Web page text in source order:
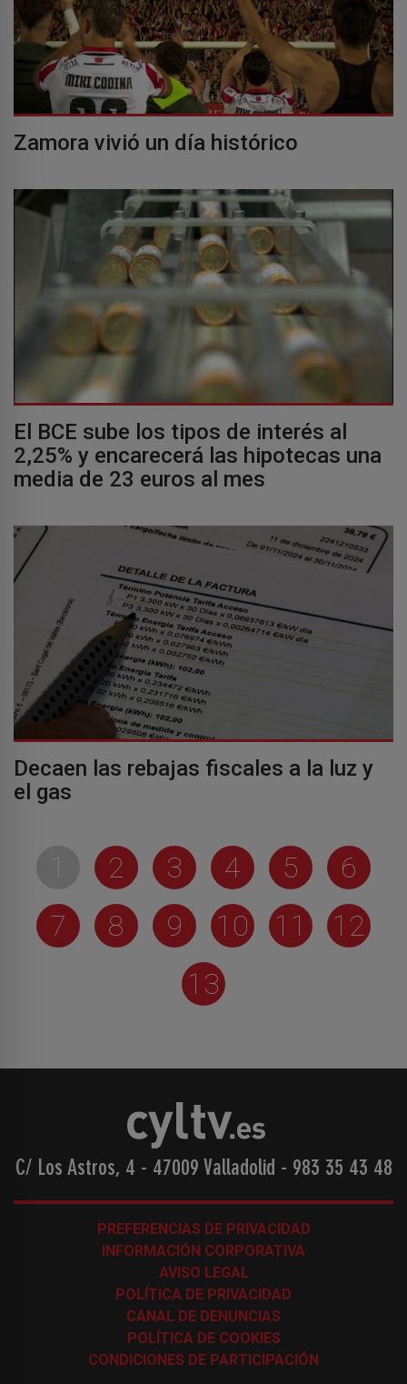
Zamora vivió un día histórico
El BCE sube los tipos de interés al
2,25% y encarecerá las hipotecas una
media de 23 euros al mes
Decaen las rebajas fiscales a la luz y
el gas
1 2 3 4 5
6
7
8 9 10 11
12
13
C/ Los Astros, 4 - 47009 Valladolid - 983 35 43 48
PREFERENCIAS DE PRIVACIDAD
INFORMACIÓN CORPORATIVA
AVISO LEGAL
POLÍTICA DE PRIVACIDAD
CANAL DE DENUNCIAS
POLÍTICA DE COOKIES
CONDICIONES DE PARTICIPACIÓN